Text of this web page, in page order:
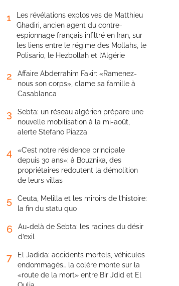
1
Les révélations explosives de Matthieu
Ghadiri, ancien agent du contre-
espionnage français infiltré en Iran, sur
les liens entre le régime des Mollahs, le
Polisario, le Hezbollah et l’Algérie
2
Affaire Abderrahim Fakir: «Ramenez-
nous son corps», clame sa famille à
Casablanca
3
Sebta: un réseau algérien prépare une
nouvelle mobilisation à la mi-août,
alerte Stefano Piazza
4
«C’est notre résidence principale
depuis 30 ans»: à Bouznika, des
propriétaires redoutent la démolition
de leurs villas
5
Ceuta, Melilla et les miroirs de l’histoire:
la fin du statu quo
6
Au-delà de Sebta: les racines du désir
d’exil
7
El Jadida: accidents mortels, véhicules
endommagés… la colère monte sur la
«route de la mort» entre Bir Jdid et El